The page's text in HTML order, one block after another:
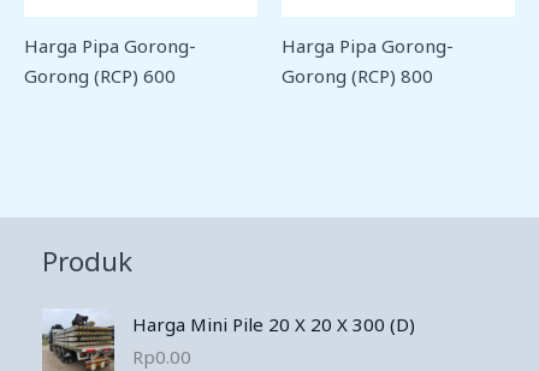
Harga Pipa Gorong-
Gorong (RCP) 600
Harga Pipa Gorong-
Gorong (RCP) 800
Produk
Harga Mini Pile 20 X 20 X 300 (D)
Rp0.00